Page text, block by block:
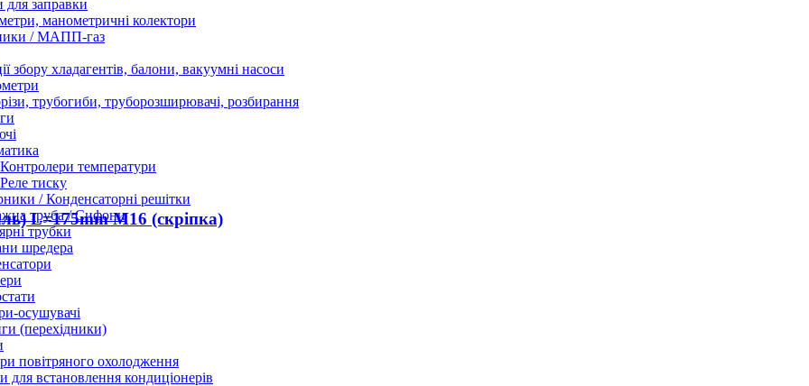
для заправки
манометричні колектори
/ МАПП-газ
збору хладагентів, балони, вакуумні насоси
трубогиби, труборозширювачі, розбирання
Контролери температури
Реле тиску
/ Конденсаторні решітки
труба / Сифони
трубки
шредера
осушувачі
(перехідники)
повітряного охолодження
встановлення кондиціонерів
L=175mm M16 (скріпка)